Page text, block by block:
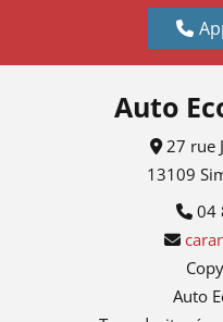
Auto
27 rue
13109
04

Auto